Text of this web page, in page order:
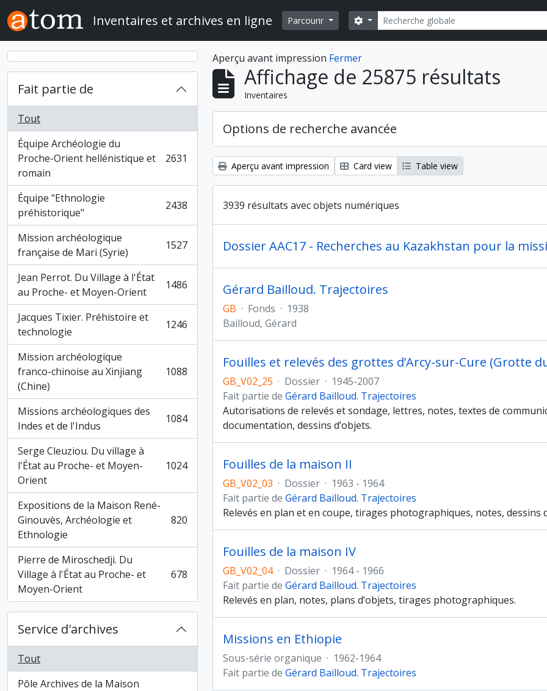
Skip to main content
Inventaires et archives en ligne Parcourir Rechercher
Search options
Fait partie de
Tout
Équipe Archéologie du
Proche-Orient hellénistique et
romain
, 2631 résultats 2631
Équipe "Ethnologie
préhistorique"
, 2438 résultats 2438
Mission archéologique
française de Mari (Syrie)
, 1527 résultats 1527
Jean Perrot. Du Village à l'État
au Proche- et Moyen-Orient
, 1486 résultats 1486
Jacques Tixier. Préhistoire et
technologie
, 1246 résultats 1246
Mission archéologique
franco-chinoise au Xinjiang
(Chine)
, 1088 résultats 1088
Missions archéologiques des
Indes et de l'Indus
, 1084 résultats 1084
Serge Cleuziou. Du village à
l'État au Proche- et Moyen-
Orient
, 1024 résultats 1024
Expositions de la Maison René-
Ginouvès, Archéologie et
Ethnologie
, 820 résultats 820
Pierre de Miroschedji. Du
Village à l'État au Proche- et
Moyen-Orient
, 678 résultats 678
Service d'archives
Tout
Pôle Archives de la Maison
Aperçu avant impression Fermer
Affichage de 25875 résultats
Inventaires
Options de recherche avancée
Aperçu avant impression Card view Table view
3939 résultats avec objets numériques
Dossier AAC17 - Recherches au Kazakhstan pour la
Gérard Bailloud. Trajectoires
GB · Fonds · 1938
Bailloud, Gérard
Fouilles et relevés des grottes d’Arcy-sur-Cure (Grotte
GB_V02_25 · Dossier · 1945-2007
Fait partie de Gérard Bailloud. Trajectoires
Autorisations de relevés et sondage, lettres, notes, textes de
documentation, dessins d’objets.
Fouilles de la maison II
GB_V02_03 · Dossier · 1963 - 1964
Fait partie de Gérard Bailloud. Trajectoires
Relevés en plan et en coupe, tirages photographiques, notes, dessins
Fouilles de la maison IV
GB_V02_04 · Dossier · 1964 - 1966
Fait partie de Gérard Bailloud. Trajectoires
Relevés en plan, notes, plans d’objets, tirages photographiques.
Missions en Ethiopie
Sous-série organique · 1962-1964
Fait partie de Gérard Bailloud. Trajectoires